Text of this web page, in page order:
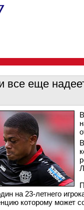
все еще
на 23-летнего
которому может